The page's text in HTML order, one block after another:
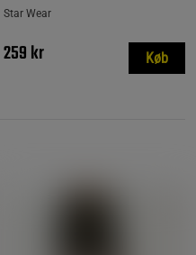
Star Wear
259 kr Køb